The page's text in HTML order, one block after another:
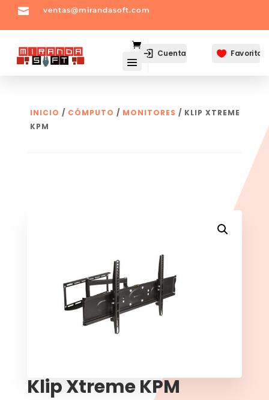
 ventas@mirandasoft.com
Cuenta  Favoritos
INICIO / CÓMPUTO / MONITORES / KLIP XTREME
KPM
Klip Xtreme KPM